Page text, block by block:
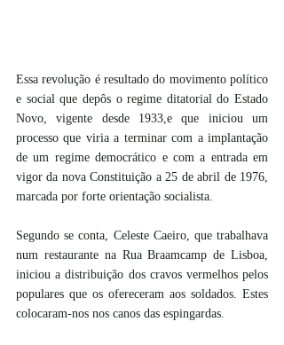
Essa revolução é resultado do movimento político
e social que depôs o regime ditatorial do Estado
Novo, vigente desde 1933,e que iniciou um
processo que viria a terminar com a implantação
de um regime democrático e com a entrada em
vigor da nova Constituição a 25 de abril de 1976,
marcada por forte orientação socialista.
Segundo se conta, Celeste Caeiro, que trabalhava
num restaurante na Rua Braamcamp de Lisboa,
iniciou a distribuição dos cravos vermelhos pelos
populares que os ofereceram aos soldados. Estes
colocaram-nos nos canos das espingardas.